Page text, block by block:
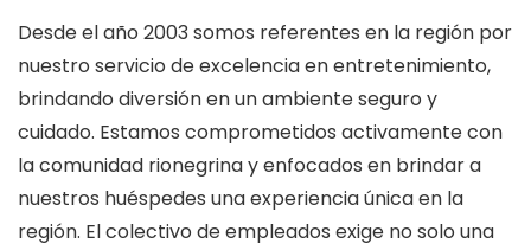
Desde el año 2003 somos referentes en la región por
nuestro servicio de excelencia en entretenimiento,
brindando diversión en un ambiente seguro y
cuidado. Estamos comprometidos activamente con
la comunidad rionegrina y enfocados en brindar a
nuestros huéspedes una experiencia única en la
región. El colectivo de empleados exige no solo una